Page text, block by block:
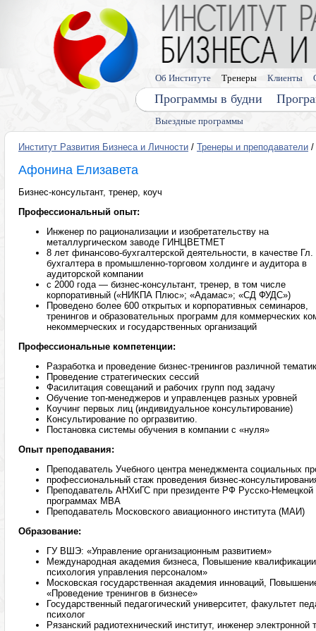
Выездные программы
Программы в будни
Об Институте Тренеры Клиенты
Институт Развития Бизнеса и Личности / Тренеры и преподаватели /
Афонина Елизавета
Бизнес-консультант, тренер, коуч
Профессиональный опыт:
Инженер по рационализации и изобретательству на
металлургическом заводе ГИНЦВЕТМЕТ
8 лет финансово-бухгалтерской деятельности, в качестве Гл.
бухгалтера в промышленно-торговом холдинге и аудитора в
аудиторской компании
с 2000 года — бизнес-консультант, тренер, в том числе
корпоративный («НИКПА Плюс»; «Адамас»; «СД ФУДС»)
Проведено более 600 открытых и корпоративных семинаров,
тренингов и образовательных программ для коммерческих
некоммерческих и государственных организаций
Профессиональные компетенции:
Разработка и проведение бизнес-тренингов различной
Проведение стратегических сессий
Фасилитация совещаний и рабочих групп под задачу
Обучение топ-менеджеров и управленцев разных уровней
Коучинг первых лиц (индивидуальное консультирование)
Консультирование по оргразвитию.
Постановка системы обучения в компании с «нуля»
Опыт преподавания:
Преподаватель Учебного центра менеджмента социальных
профессиональный стаж проведения бизнес-
Преподаватель АНХиГС при президенте РФ Русско-
программах МВА
Преподаватель Московского авиационного института (МАИ)
Образование:
ГУ ВШЭ: «Управление организационным развитием»
Международная академия бизнеса, Повышение
психология управления персоналом»
Московская государственная академия инноваций,
«Проведение тренингов в бизнесе»
Государственный педагогический университет, факультет
психолог
Рязанский радиотехнический институт, инженер электронной